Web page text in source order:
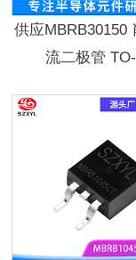
供应MBRB30150
流二极管